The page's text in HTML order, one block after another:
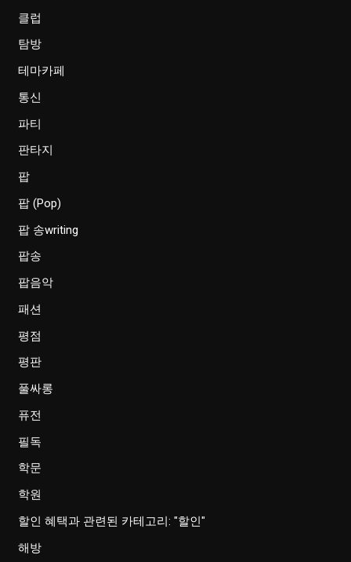
클럽
탐방
테마카페
통신
파티
판타지
팝
팝 (Pop)
팝 송writing
팝송
팝음악
패션
평점
평판
풀싸롱
퓨전
필독
학문
학원
할인 혜택과 관련된 카테고리: "할인"
해방